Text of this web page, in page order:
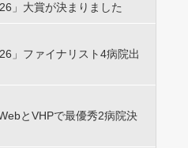
」大賞が決まりました
」ファイナリスト4病院出
とVHPで最優秀2病院決